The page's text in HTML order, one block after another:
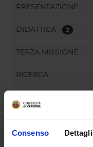
Consenso Dettagli
PRESENTAZIONE
DIDATTICA 2
TERZA MISSIONE
RICERCA
INCARICHI